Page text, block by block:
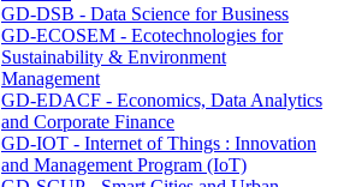
GD-DSB - Data Science for Business
GD-ECOSEM - Ecotechnologies for
Sustainability & Environment
Management
GD-EDACF - Economics, Data Analytics
and Corporate Finance
GD-IOT - Internet of Things : Innovation
and Management Program (IoT)